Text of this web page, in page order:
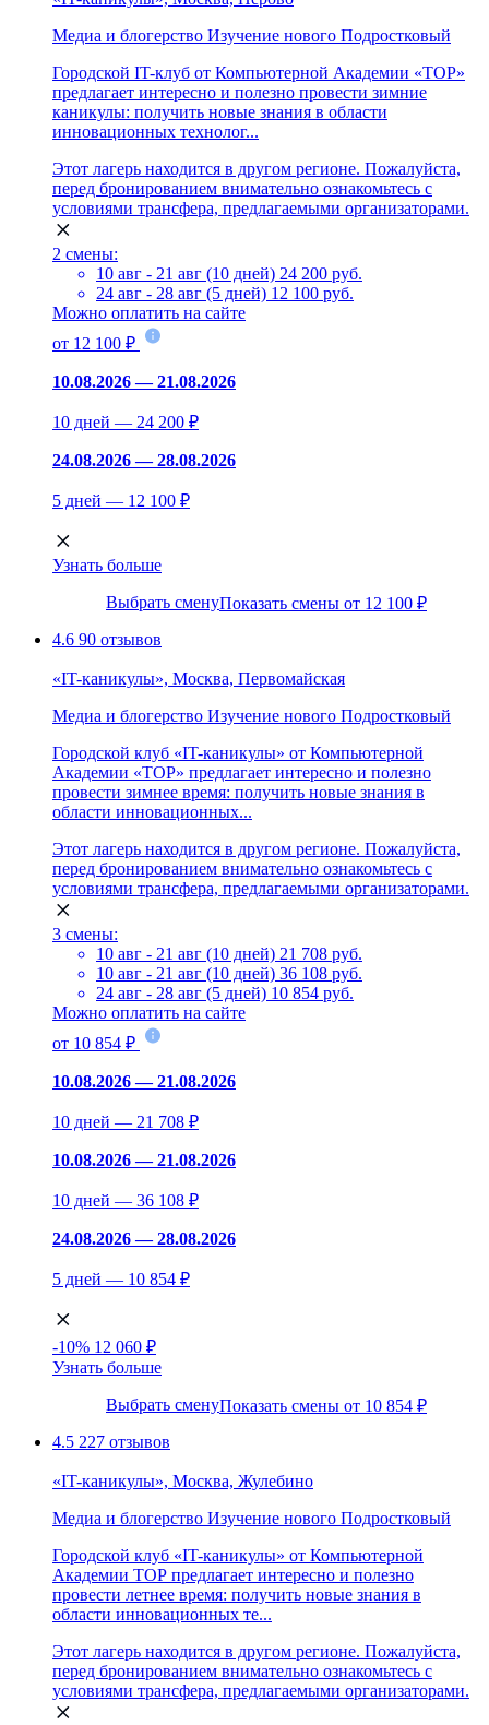
Медиа и блогерство Изучение нового Подростковый
Городской IT-клуб от Компьютерной Академии «ТОР»
предлагает интересно и полезно провести зимние
каникулы: получить новые знания в области
инновационных технолог...
Этот лагерь находится в другом регионе. Пожалуйста,
перед бронированием внимательно ознакомьтесь с
условиями трансфера, предлагаемыми организаторами.
2 смены:
10 авг - 21 авг (10 дней) 24 200 руб.
24 авг - 28 авг (5 дней) 12 100 руб.
Можно оплатить на сайте
от 12 100 ₽
10.08.2026 — 21.08.2026
10 дней — 24 200 ₽
24.08.2026 — 28.08.2026
5 дней — 12 100 ₽
Узнать больше
Выбрать сменуПоказать смены от 12 100 ₽
4.6 90 отзывов
«IT-каникулы», Москва, Первомайская
Медиа и блогерство Изучение нового Подростковый
Городской клуб «IT-каникулы» от Компьютерной
Академии «ТОР» предлагает интересно и полезно
провести зимнее время: получить новые знания в
области инновационных...
Этот лагерь находится в другом регионе. Пожалуйста,
перед бронированием внимательно ознакомьтесь с
условиями трансфера, предлагаемыми организаторами.
3 смены:
10 авг - 21 авг (10 дней) 21 708 руб.
10 авг - 21 авг (10 дней) 36 108 руб.
24 авг - 28 авг (5 дней) 10 854 руб.
Можно оплатить на сайте
от 10 854 ₽
10.08.2026 — 21.08.2026
10 дней — 21 708 ₽
10.08.2026 — 21.08.2026
10 дней — 36 108 ₽
24.08.2026 — 28.08.2026
5 дней — 10 854 ₽
-10% 12 060 ₽
Узнать больше
Выбрать сменуПоказать смены от 10 854 ₽
4.5 227 отзывов
«IT-каникулы», Москва, Жулебино
Медиа и блогерство Изучение нового Подростковый
Городской клуб «IT-каникулы» от Компьютерной
Академии ТОР предлагает интересно и полезно
провести летнее время: получить новые знания в
области инновационных те...
Этот лагерь находится в другом регионе. Пожалуйста,
перед бронированием внимательно ознакомьтесь с
условиями трансфера, предлагаемыми организаторами.